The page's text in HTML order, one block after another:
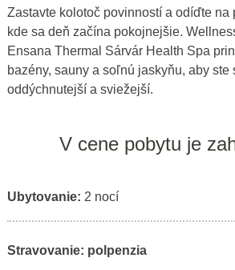
Zastavte kolotoč povinností a odíďte na
kde sa deň začína pokojnejšie.
Ensana Thermal Sárvár Health Spa
bazény, sauny a soľnú jaskyňu, aby ste
oddýchnutejší a sviežejší.
V cene pobytu je
Ubytovanie: 2 nocí
Stravovanie: polpenzia